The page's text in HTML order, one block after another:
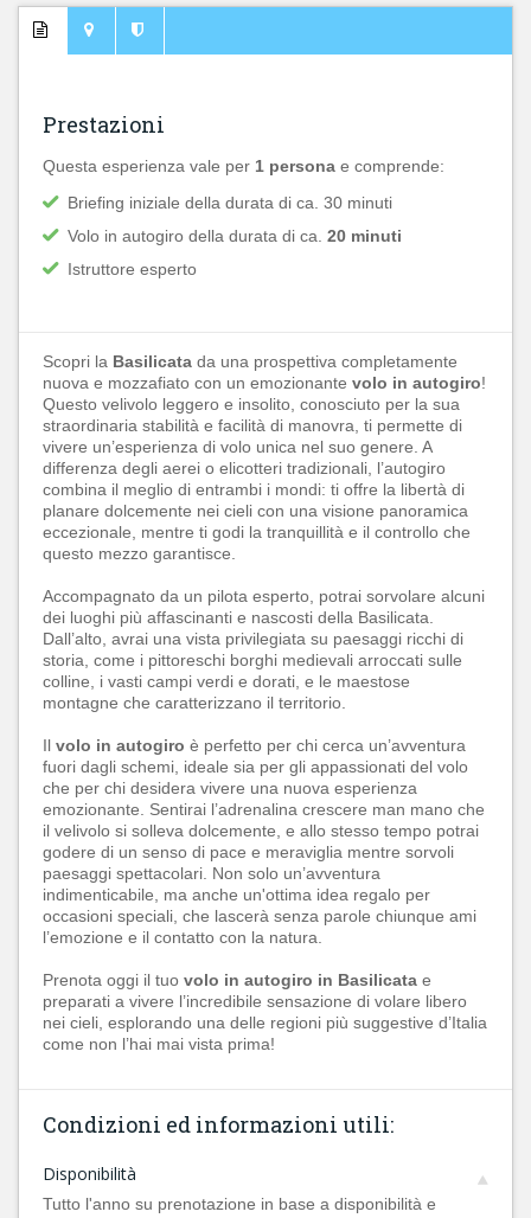
Prestazioni
Questa esperienza vale per 1 persona e comprende:
Briefing iniziale della durata di ca. 30 minuti
Volo in autogiro della durata di ca. 20 minuti
Istruttore esperto
Scopri la Basilicata da una prospettiva completamente
nuova e mozzafiato con un emozionante volo in autogiro!
Questo velivolo leggero e insolito, conosciuto per la sua
straordinaria stabilità e facilità di manovra, ti permette di
vivere un’esperienza di volo unica nel suo genere. A
differenza degli aerei o elicotteri tradizionali, l’autogiro
combina il meglio di entrambi i mondi: ti offre la libertà di
planare dolcemente nei cieli con una visione panoramica
eccezionale, mentre ti godi la tranquillità e il controllo che
questo mezzo garantisce.
Accompagnato da un pilota esperto, potrai sorvolare alcuni
dei luoghi più affascinanti e nascosti della Basilicata.
Dall’alto, avrai una vista privilegiata su paesaggi ricchi di
storia, come i pittoreschi borghi medievali arroccati sulle
colline, i vasti campi verdi e dorati, e le maestose
montagne che caratterizzano il territorio.
Il volo in autogiro è perfetto per chi cerca un’avventura
fuori dagli schemi, ideale sia per gli appassionati del volo
che per chi desidera vivere una nuova esperienza
emozionante. Sentirai l’adrenalina crescere man mano che
il velivolo si solleva dolcemente, e allo stesso tempo potrai
godere di un senso di pace e meraviglia mentre sorvoli
paesaggi spettacolari. Non solo un’avventura
indimenticabile, ma anche un'ottima idea regalo per
occasioni speciali, che lascerà senza parole chiunque ami
l’emozione e il contatto con la natura.
Prenota oggi il tuo volo in autogiro in Basilicata e
preparati a vivere l’incredibile sensazione di volare libero
nei cieli, esplorando una delle regioni più suggestive d’Italia
come non l’hai mai vista prima!
Condizioni ed informazioni utili:
Disponibilità
Tutto l'anno su prenotazione in base a disponibilità e